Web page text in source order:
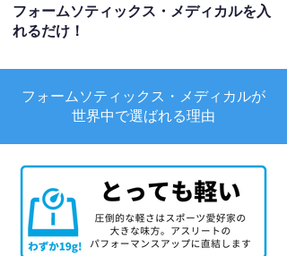
フォームソティックス・メディカルを入
れるだけ！
フォームソティックス・メディカルが
世界中で選ばれる理由